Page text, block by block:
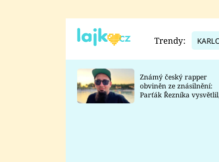
TADEÁŠ KUBĚNKA
DATEL
Trendy:
Známý český rapper
obviněn ze znásilnění:
Parťák Řezníka